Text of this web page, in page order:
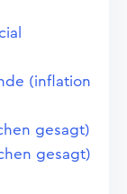
(inflation
gesagt)
gesagt)